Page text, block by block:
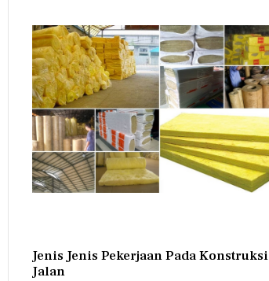
Jenis Jenis Pekerjaan Pada Konstruksi
Jalan